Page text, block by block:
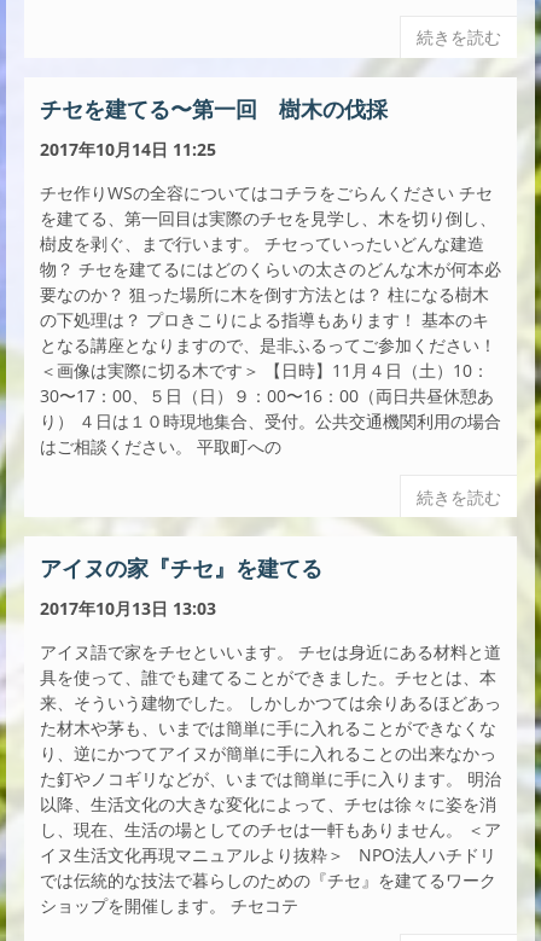
続きを読む
チセを建てる〜第一回 樹木の伐採
2017年10月14日 11:25
チセ作りWSの全容についてはコチラをごらんください チセ
を建てる、第一回目は実際のチセを見学し、木を切り倒し、
樹皮を剥ぐ、まで行います。 チセっていったいどんな建造
物？ チセを建てるにはどのくらいの太さのどんな木が何本必
要なのか？ 狙った場所に木を倒す方法とは？ 柱になる樹木
の下処理は？ プロきこりによる指導もあります！ 基本のキ
となる講座となりますので、是非ふるってご参加ください！
＜画像は実際に切る木です＞ 【日時】11月４日（土）10：
30〜17：00、５日（日）９：00〜16：00（両日共昼休憩あ
り） ４日は１０時現地集合、受付。公共交通機関利用の場合
はご相談ください。 平取町への
続きを読む
アイヌの家『チセ』を建てる
2017年10月13日 13:03
アイヌ語で家をチセといいます。 チセは身近にある材料と道
具を使って、誰でも建てることができました。チセとは、本
来、そういう建物でした。 しかしかつては余りあるほどあっ
た材木や茅も、いまでは簡単に手に入れることができなくな
り、逆にかつてアイヌが簡単に手に入れることの出来なかっ
た釘やノコギリなどが、いまでは簡単に手に入ります。 明治
以降、生活文化の大きな変化によって、チセは徐々に姿を消
し、現在、生活の場としてのチセは一軒もありません。 ＜ア
イヌ生活文化再現マニュアルより抜粋＞ NPO法人ハチドリ
では伝統的な技法で暮らしのための『チセ』を建てるワーク
ショップを開催します。 チセコテ